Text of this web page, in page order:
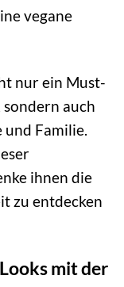
vegane
nur ein Must-
auch
Familie.
ihnen die
zu entdecken
mit der